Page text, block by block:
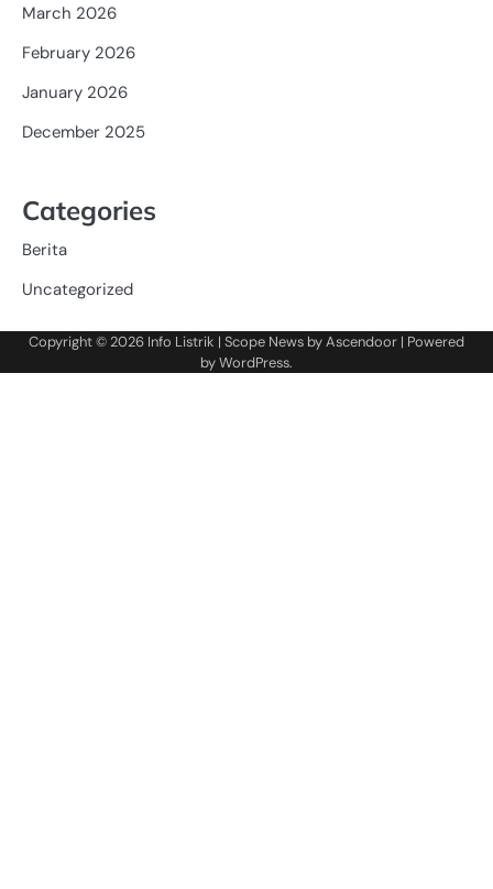
March 2026
February 2026
January 2026
December 2025
Categories
Berita
Uncategorized
Copyright © 2026 Info Listrik | Scope News byAscendoor | Powered
byWordPress.